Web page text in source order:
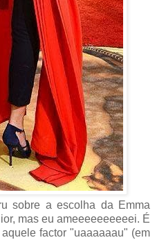
sobre a escolha da Emma
mas eu ameeeeeeeeeei. É
factor "uaaaaaau" (em